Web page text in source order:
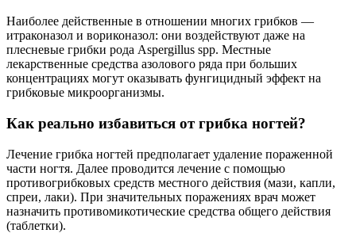
Наиболее действенные в отношении многих грибков —
итраконазол и вориконазол: они воздействуют даже на
плесневые грибки рода Aspergillus spp. Местные
лекарственные средства азолового ряда при больших
концентрациях могут оказывать фунгицидный эффект на
грибковые микроорганизмы.
Как реально избавиться от грибка ногтей?
Лечение грибка ногтей предполагает удаление пораженной
части ногтя. Далее проводится лечение с помощью
противогрибковых средств местного действия (мази, капли,
спреи, лаки). При значительных поражениях врач может
назначить противомикотические средства общего действия
(таблетки).